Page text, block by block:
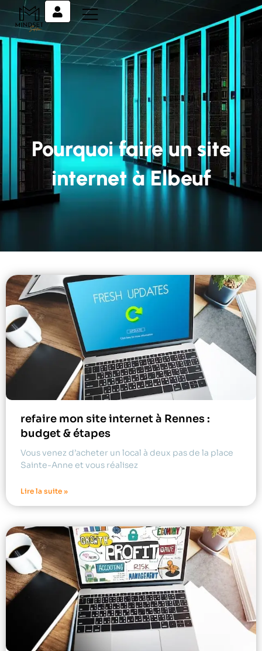
Pourquoi faire un site
internet à Elbeuf
refaire mon site internet à Rennes :
budget & étapes
Vous venez d’acheter un local à deux pas de la place
Sainte-Anne et vous réalisez
Lire la suite »